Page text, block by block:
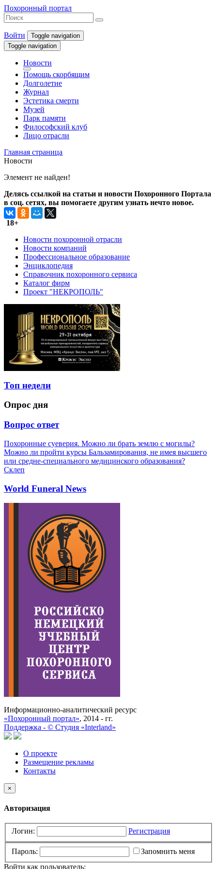
Похоронный портал
Войти
Toggle navigation
Toggle navigation
Новости
Помощь скорбящим
Долголетие
Журнал
Эстетика смерти
Музей
Парк памяти
Философский клуб
Лицо отрасли
Главная страница
Новости
Элемент не найден!
Делясь ссылкой на статьи и новости Похоронного Портала
в соц. сетях, вы помогаете другим узнать нечто новое.
18+
Новости похоронной отрасли
Новости компаний
Профессиональное образование
Энциклопедия
Справочник похоронного сервиса
Каталог фирм
Проект "НЕКРОПОЛЬ"
Топ недели
Опрос дня
Вопрос ответ
Похоронные суеверия. Можно ли брать землю с могилы?
Можно ли пройти курсы Бальзамирования, не имея высшего
или средне-специального медицинского образования?
Склеп
World Funeral News
Информационно-аналитический ресурс
«Похоронный портал», 2014 - гг.
Поддержка - © Cтудия «Interland»
О проекте
Размещение рекламы
Контакты
×
Авторизация
Логин: Регистрация
Пароль:
Запомнить меня
Войти как пользователь: